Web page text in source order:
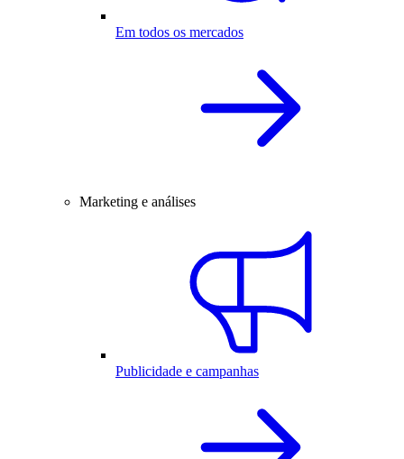
Em todos os mercados
Marketing e análises
Publicidade e campanhas